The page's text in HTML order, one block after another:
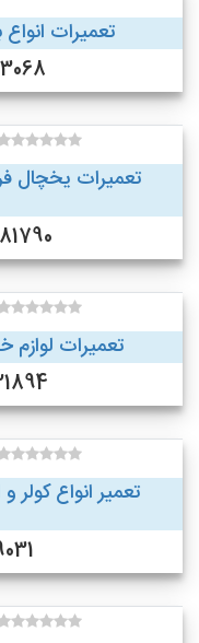
تعمیرات انواع
تعمیرات یخچال
تعمیرات لوازم
تعمیر انواع